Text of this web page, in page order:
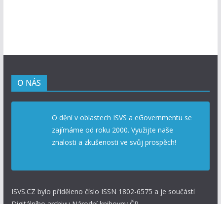
O NÁS
O dění v oblastech ISVS a eGovernmentu se
zajímáme od roku 2000. Využijte naše
znalosti a zkušenosti ve svůj prospěch!
ISVS.CZ bylo přiděleno číslo ISSN 1802-6575 a je součástí